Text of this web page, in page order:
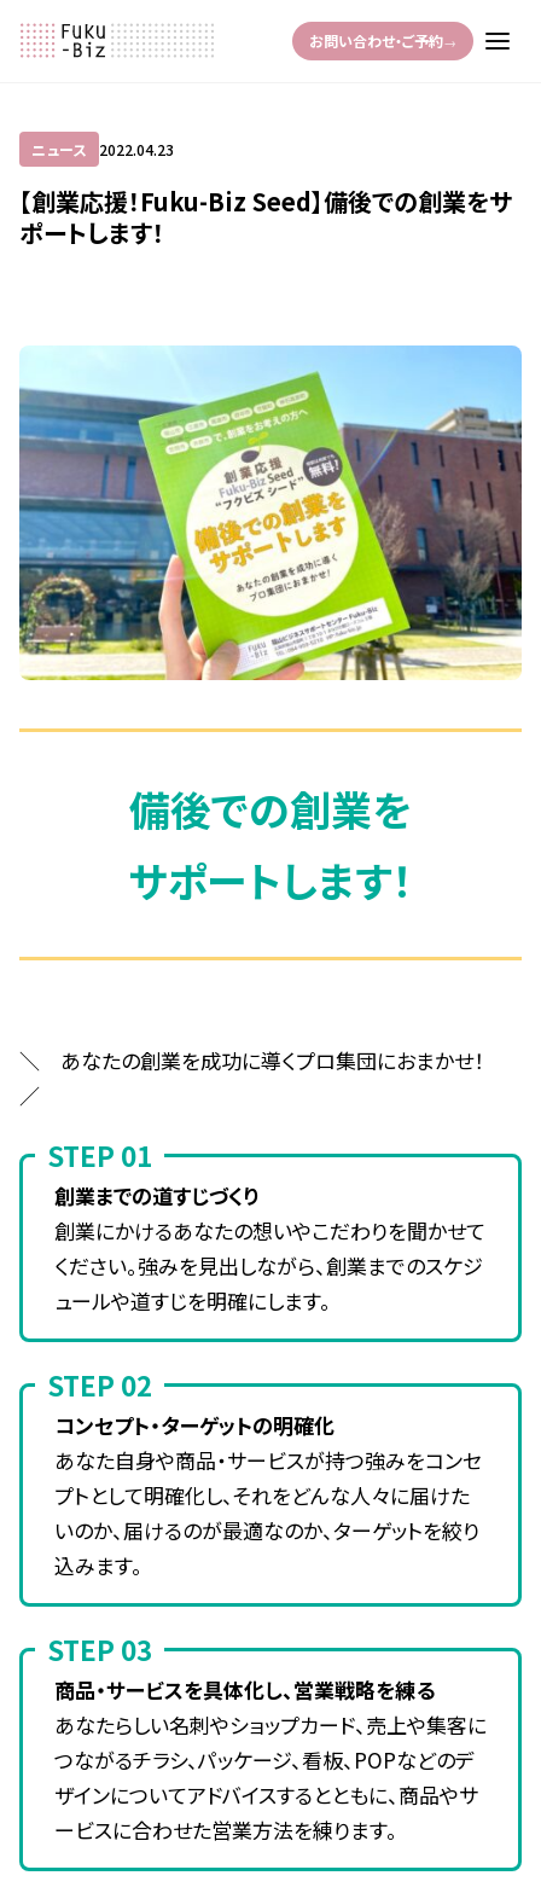
お問い合わせ・ご予約→
ニュース 2022.04.23
【創業応援！Fuku-Biz Seed】備後での創業をサ
ポートします！
備後での創業を
サポートします！
＼ あなたの創業を成功に導くプロ集団におまかせ！
／
STEP 01
創業までの道すじづくり
創業にかけるあなたの想いやこだわりを聞かせて
ください。強みを見出しながら、創業までのスケジ
ュールや道すじを明確にします。
STEP 02
コンセプト・ターゲットの明確化
あなた自身や商品・サービスが持つ強みをコンセ
プトとして明確化し、それをどんな人々に届けた
いのか、届けるのが最適なのか、ターゲットを絞り
込みます。
STEP 03
商品・サービスを具体化し、営業戦略を練る
あなたらしい名刺やショップカード、売上や集客に
つながるチラシ、パッケージ、看板、POPなどのデ
ザインについてアドバイスするとともに、商品やサ
ービスに合わせた営業方法を練ります。